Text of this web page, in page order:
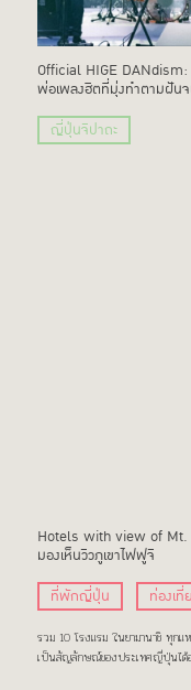
Official HIGE DANdism:
พ่อเพลงฮิตที่มุ่งทำตามฝันจ
ญี่ปุ่นจิปาถะ
Hotels with view of Mt.
มองเห็นวิวภูเขาไฟฟูจิ
ที่พักญี่ปุ่น
ท่องเที่
รวม 10 โรงแรม ในยามานาชิ ทุกแ
เป็นสัญลักษณ์ของประเทศญี่ปุ่นได้อ